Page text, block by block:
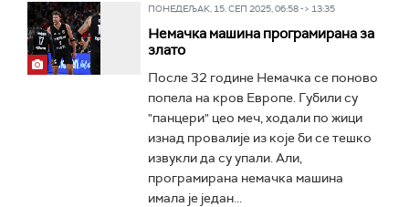
ПОНЕДЕЉАК, 15. СЕП 2025, 06:58 -> 13:35
Немачка машина програмирана за
злато
После 32 године Немачка се поново
попела на кров Европе. Губили су
"панцери" цео меч, ходали по жици
изнад провалије из које би се тешко
извукли да су упали. Али,
програмирана немачка машина
имала је један...